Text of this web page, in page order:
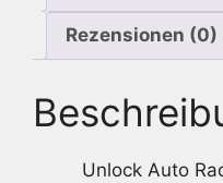
Rezensionen (0)
Unlock Auto